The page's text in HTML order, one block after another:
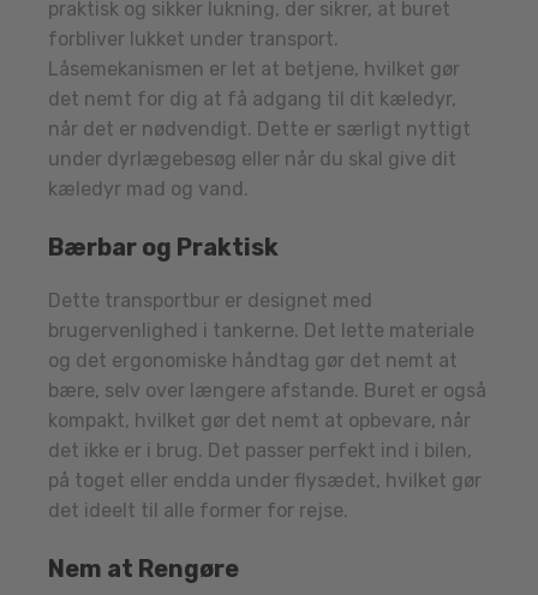
praktisk og sikker lukning, der sikrer, at buret
forbliver lukket under transport.
Låsemekanismen er let at betjene, hvilket gør
det nemt for dig at få adgang til dit kæledyr,
når det er nødvendigt. Dette er særligt nyttigt
under dyrlægebesøg eller når du skal give dit
kæledyr mad og vand.
Bærbar og Praktisk
Dette transportbur er designet med
brugervenlighed i tankerne. Det lette materiale
og det ergonomiske håndtag gør det nemt at
bære, selv over længere afstande. Buret er også
kompakt, hvilket gør det nemt at opbevare, når
det ikke er i brug. Det passer perfekt ind i bilen,
på toget eller endda under flysædet, hvilket gør
det ideelt til alle former for rejse.
Nem at Rengøre